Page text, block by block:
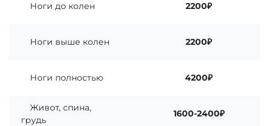
Ноги до колен 2200₽
Ноги выше колен 2200₽
Ноги полностью 4200₽
Живот, спина,
грудь
1600-2400₽